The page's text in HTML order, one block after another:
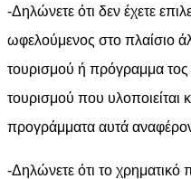
-Δηλώνετε ότι δεν έχετε
ωφελούμενος στο πλαίσιο
τουρισμού ή πρόγραμμα τος
τουρισμού που υλοποιείται
προγράμματα αυτά
-Δηλώνετε ότι το